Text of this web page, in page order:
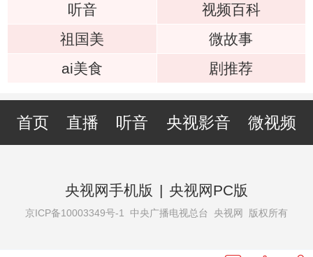
听音
视频百科
祖国美
微故事
ai美食
剧推荐
首页 直播 听音 央视影音 微视频
央视网手机版 | 央视网PC版
京ICP备10003349号-1 中央广播电视总台 央视网 版权所有